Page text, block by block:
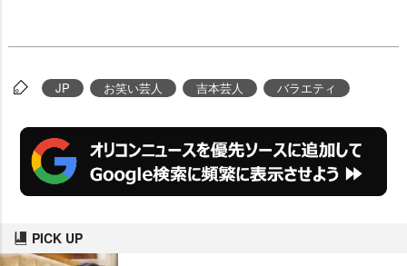
JP お笑い芸人 吉本芸人 バラエティ
PICK UP